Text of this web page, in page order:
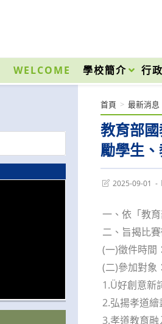
WELCOME 學校簡介 行
教育部
勵學生
首頁 > 最新消息
Post2025-09-01
一、依「教
二、旨揭比
(一)徵件時間
(二)參加對象：
1.Ü好創意新
2.弘揚孝道
3.孝道教育